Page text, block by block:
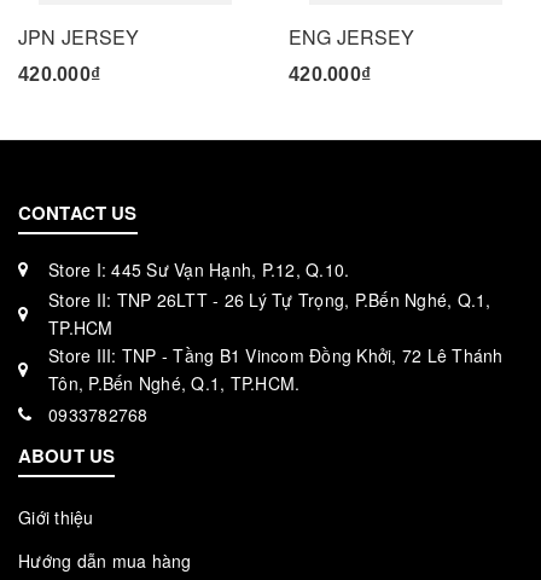
JPN JERSEY
420.000₫
ENG JERSEY
420.000₫
CONTACT US
Store I: 445 Sư Vạn Hạnh, P.12, Q.10.
Store II: TNP 26LTT - 26 Lý Tự Trọng, P.Bến Nghé, Q.1,
TP.HCM
Store III: TNP - Tầng B1 Vincom Đồng Khởi, 72 Lê Thánh
Tôn, P.Bến Nghé, Q.1, TP.HCM.
0933782768
ABOUT US
Giới thiệu
Hướng dẫn mua hàng